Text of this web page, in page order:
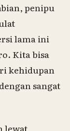
penipu
lama ini
Kita bisa
kehidupan
sangat